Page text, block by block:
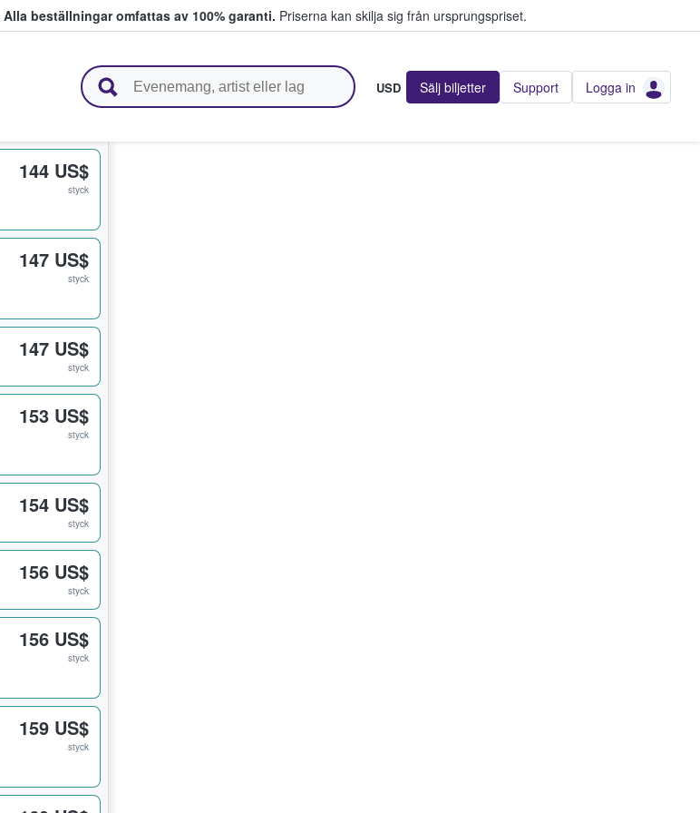
Alla beställningar omfattas av 100% garanti. Priserna kan skilja sig från ursprungspriset.
USD Sälj biljetter Support Logga in
144 US$
styck
147 US$
styck
147 US$
styck
153 US$
styck
154 US$
styck
156 US$
styck
156 US$
styck
159 US$
styck